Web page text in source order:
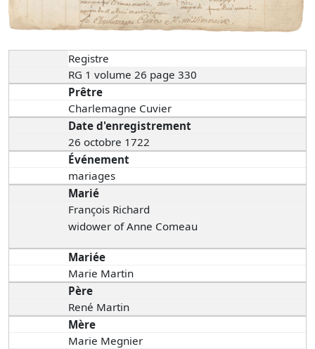
Registre
RG 1 volume 26 page 330
Prêtre
Charlemagne Cuvier
Date d'enregistrement
26 octobre 1722
Événement
mariages
Marié
François Richard
widower of Anne Comeau
Mariée
Marie Martin
Père
René Martin
Mère
Marie Megnier